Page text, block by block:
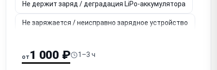
Не держит заряд / деградация LiPo-аккумулятора
Не заряжается / неисправно зарядное устройство
Не работает / заклинил гимбал (стабилизатор
от 1 000 ₽ 1–3 ч